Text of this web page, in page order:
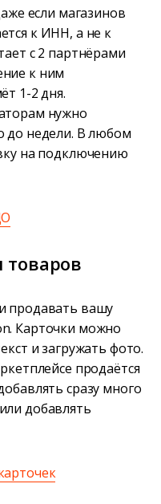
если магазинов
к ИНН, а не к
с 2 партнёрами
к ним
1-2 дня.
нужно
до недели. В любом
на подключению
товаров
продавать вашу
Карточки можно
и загружать фото.
продаётся
сразу много
добавлять